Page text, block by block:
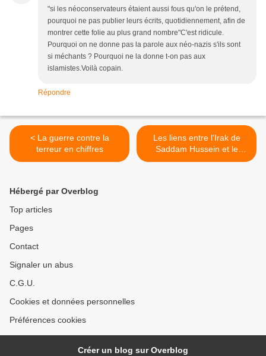
"si les néoconservateurs étaient aussi fous qu'on le prétend,
pourquoi ne pas publier leurs écrits, quotidiennement, afin de
montrer cette folie au plus grand nombre"C'est ridicule.
Pourquoi on ne donne pas la parole aux néo-nazis s'ils sont
si méchants ? Pourquoi ne la donne t-on pas aux
islamistes.Voilà copain.
Répondre
< La guerre contre la
terreur en chiffres
Les liens entre l'Irak de
Saddam Hussein et le
terrorisme (1992-2003) >
Hébergé par Overblog
Top articles
Pages
Contact
Signaler un abus
C.G.U.
Cookies et données personnelles
Préférences cookies
Créer un blog sur Overblog